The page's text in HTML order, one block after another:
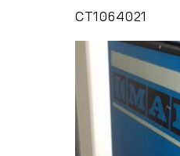
CT1064021